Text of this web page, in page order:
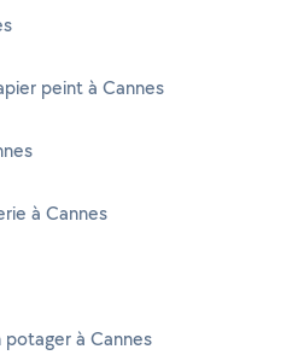
peint à Cannes
à Cannes
à Cannes